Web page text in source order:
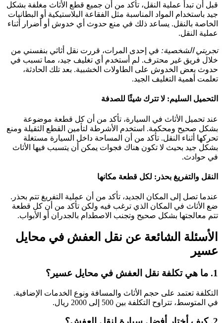
قبل أن تبدأ عملية النقل، تأكد من أن جميع قطع الأثاث مغلفة بشكل
جيد باستخدام المواد المناسبة مثل الفقاعة البلاستيكية أو البطانيات
الخاصة بالنقل. يساعد ذلك في منع حدوث أي خدوش أو أضرار أثناء
عملية النقل.
تجربتي الشخصية: في إحدى المرات، قررت نقل أثاثي بنفسني من
خلال فريق غير محترف. لم أستخدم أي تغليف جيد، مما تسبب في
حدوث بعض الخدوش على الطاولات الخشبية. بعد تلك الحادثة،
تعلمت أهمية التغليف الجيد.
التحميل السليم: لا تترك شيئًا للصدفة
عند تحميل الأثاث في السيارة، تأكد من أن كل قطعة موضوعة
بشكل صحيح ومحكمة. استخدم الأشرطة لتأمين القطع الثقيلة ومنع
تحركها أثناء النقل. تأكد من أن المساحة داخل السيارة مستغلة
بشكل جيد بحيث لا تكون هناك فجوات يمكن أن يتسبب فيها الأثاث
في حوادث.
النقل والتفريغ بحذر: لكل قطعة مكانها
عندما تصل إلى المكان الجديد، تأكد من أن عملية التفريغ تتم بحذر.
ضع الأثاث في المكان الذي ترغب فيه ولكن تأكد من أن كل قطعة
تتم معالجتها بشكل صحيح وتجنب الاصطدام بالجدران أو الأبواب.
الأسئلة الشائعة عن نقل العفش في محايل
عسير
1. ما هي تكلفة نقل العفش في محايل عسير؟
التكلفة تعتمد على حجم الأثاث والمسافة ونوع الخدمات الإضافية.
في المتوسط، تتراوح التكلفة بين 500 إلى 2000 ريال.